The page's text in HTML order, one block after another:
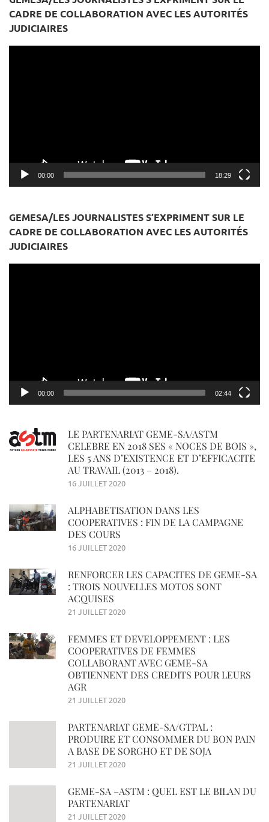
CADRE DE COLLABORATION AVEC LES AUTORITÉS
JUDICIAIRES
00:00 18:29
GEMESA/LES JOURNALISTES S’EXPRIMENT SUR LE
CADRE DE COLLABORATION AVEC LES AUTORITÉS
JUDICIAIRES
00:00 02:44
LE PARTENARIAT GEME-SA/ASTM
CELEBRE EN 2018 SES « NOCES DE BOIS »,
LES 5 ANS D’EXISTENCE ET D’EFFICACITE
AU TRAVAIL (2013 – 2018).
16 JUILLET 2020
ALPHABETISATION DANS LES
COOPERATIVES : FIN DE LA CAMPAGNE
DES COURS
16 JUILLET 2020
RENFORCER LES CAPACITES DE GEME-SA
: TROIS NOUVELLES MOTOS SONT
ACQUISES
21 JUILLET 2020
FEMMES ET DEVELOPPEMENT : LES
COOPERATIVES DE FEMMES
COLLABORANT AVEC GEME-SA
OBTIENNENT DES CREDITS POUR LEURS
AGR
21 JUILLET 2020
PARTENARIAT GEME-SA/GTPAL :
PRODUIRE ET CONSOMMER DU BON PAIN
A BASE DE SORGHO ET DE SOJA
21 JUILLET 2020
GEME-SA –ASTM : QUEL EST LE BILAN DU
PARTENARIAT
21 JUILLET 2020